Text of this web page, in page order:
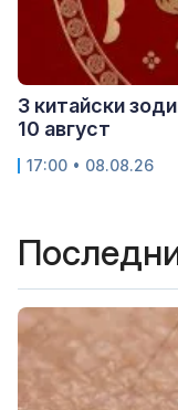
3 китайски
10 август
17:00 • 08.08.26